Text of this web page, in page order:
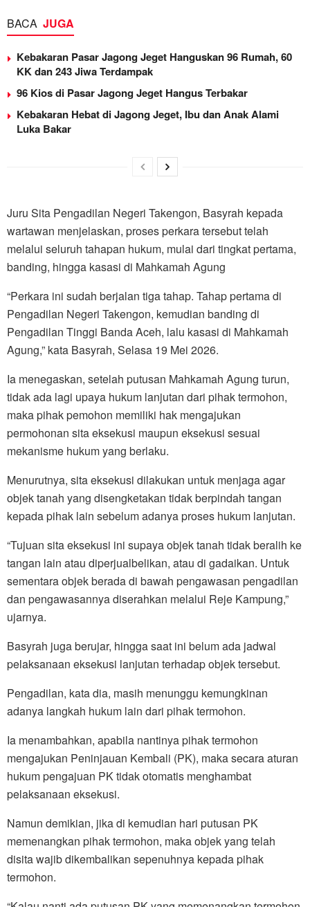
BACA JUGA
Kebakaran Pasar Jagong Jeget Hanguskan 96 Rumah, 60
KK dan 243 Jiwa Terdampak
96 Kios di Pasar Jagong Jeget Hangus Terbakar
Kebakaran Hebat di Jagong Jeget, Ibu dan Anak Alami
Luka Bakar
Juru Sita Pengadilan Negeri Takengon, Basyrah kepada
wartawan menjelaskan, proses perkara tersebut telah
melalui seluruh tahapan hukum, mulai dari tingkat pertama,
banding, hingga kasasi di Mahkamah Agung
“Perkara ini sudah berjalan tiga tahap. Tahap pertama di
Pengadilan Negeri Takengon, kemudian banding di
Pengadilan Tinggi Banda Aceh, lalu kasasi di Mahkamah
Agung,” kata Basyrah, Selasa 19 Mei 2026.
Ia menegaskan, setelah putusan Mahkamah Agung turun,
tidak ada lagi upaya hukum lanjutan dari pihak termohon,
maka pihak pemohon memiliki hak mengajukan
permohonan sita eksekusi maupun eksekusi sesuai
mekanisme hukum yang berlaku.
Menurutnya, sita eksekusi dilakukan untuk menjaga agar
objek tanah yang disengketakan tidak berpindah tangan
kepada pihak lain sebelum adanya proses hukum lanjutan.
“Tujuan sita eksekusi ini supaya objek tanah tidak beralih ke
tangan lain atau diperjualbelikan, atau di gadaikan. Untuk
sementara objek berada di bawah pengawasan pengadilan
dan pengawasannya diserahkan melalui Reje Kampung,”
ujarnya.
Basyrah juga berujar, hingga saat ini belum ada jadwal
pelaksanaan eksekusi lanjutan terhadap objek tersebut.
Pengadilan, kata dia, masih menunggu kemungkinan
adanya langkah hukum lain dari pihak termohon.
Ia menambahkan, apabila nantinya pihak termohon
mengajukan Peninjauan Kembali (PK), maka secara aturan
hukum pengajuan PK tidak otomatis menghambat
pelaksanaan eksekusi.
Namun demikian, jika di kemudian hari putusan PK
memenangkan pihak termohon, maka objek yang telah
disita wajib dikembalikan sepenuhnya kepada pihak
termohon.